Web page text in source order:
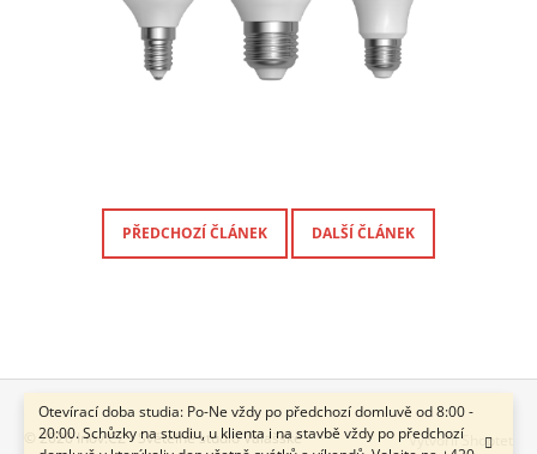
Otevírací doba studia: Po-Ne vždy po předchozí domluvě od 8:00 -
20:00. Schůzky na studiu, u klienta i na stavbě vždy po předchozí
PŘEDCHOZÍ ČLÁNEK DALŠÍ ČLÁNEK
Vytvořil Shoptet
© 2026 Inov.CZ - Světelné studio Valašské